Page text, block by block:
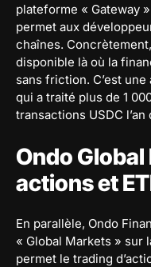
plateforme « Gateway
permet aux
chaînes.
disponible là où la
sans friction. C’est
qui a traité plus de 1
transactions USDC l’an
Ondo
actions et
En parallèle, Ondo
« Global Markets » sur
permet le trading